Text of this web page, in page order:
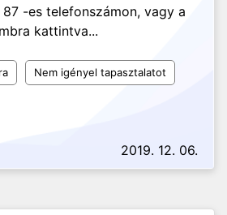
-es telefonszámon, vagy a
kattintva...
Nem igényel tapasztalatot
2019. 12. 06.